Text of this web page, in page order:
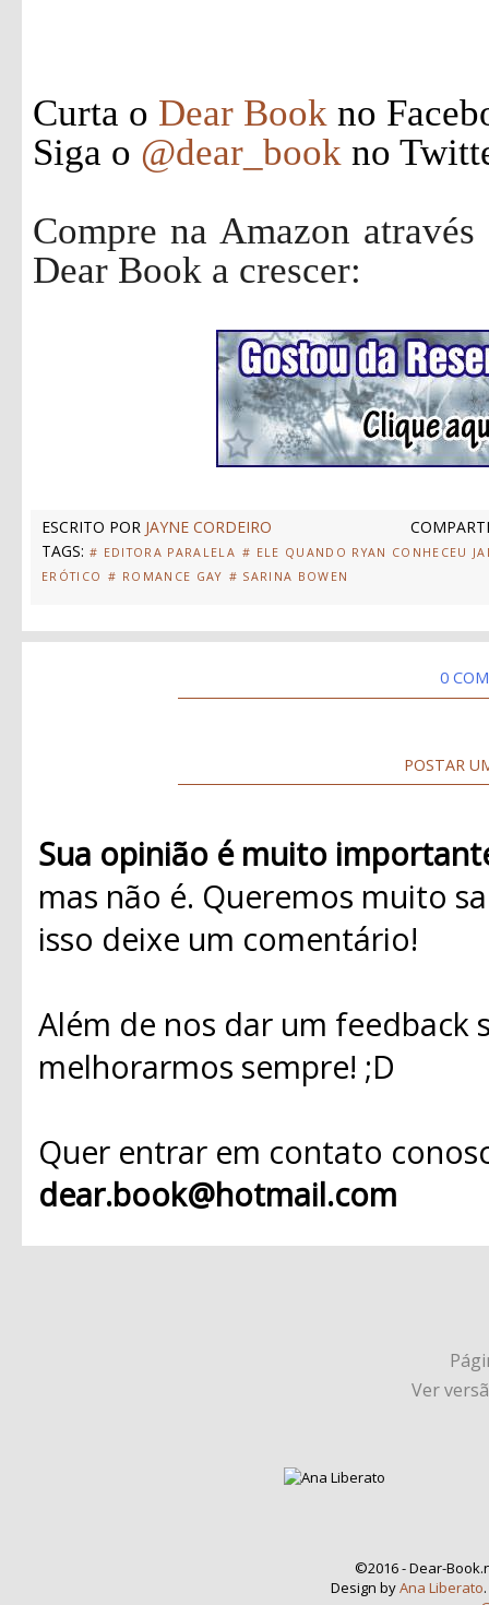
Curta o Dear Book no
Siga o @dear_book no
Compre na Amazon
Dear Book a crescer:
ESCRITO POR JAYNE CORDEIRO
TAGS: # EDITORA PARALELA # ELE QUANDO RYAN CONHECEU
ERÓTICO # ROMANCE GAY # SARINA BOWEN
0
POSTAR
Sua opinião é muito
mas não é. Queremos muito
isso deixe um comentário!
Além de nos dar um
melhorarmos sempre! ;D
Quer entrar em contato
dear.book@hotmail.com
Ver
©2016 - Dear-
Design byAna Liberato